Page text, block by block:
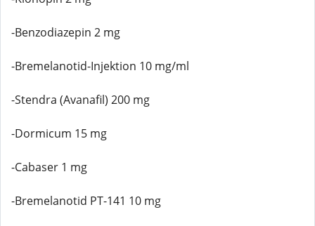
-Benzodiazepin 2 mg
-Bremelanotid-Injektion 10 mg/ml
-Stendra (Avanafil) 200 mg
-Dormicum 15 mg
-Cabaser 1 mg
-Bremelanotid PT-141 10 mg